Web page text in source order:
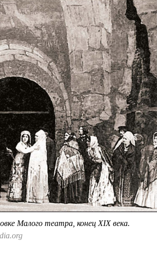
Малого театра, конец XIX века.